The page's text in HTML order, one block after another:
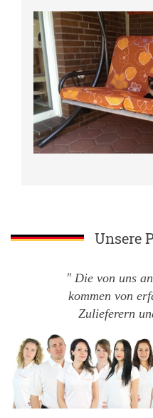
Unsere
Die von uns
kommen von
Zulieferern